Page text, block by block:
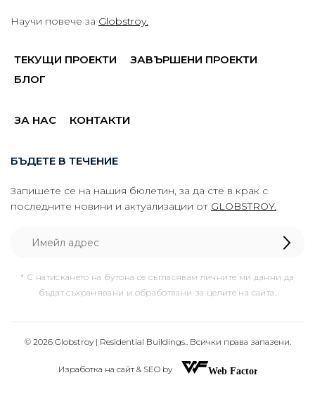
Научи повече за Globstroy.
ТЕКУЩИ ПРОЕКТИ
ЗАВЪРШЕНИ ПРОЕКТИ
БЛОГ
ЗА НАС КОНТАКТИ
БЪДЕТЕ В ТЕЧЕНИЕ
Запишете се на нашия бюлетин, за да сте в крак с
последните новини и актуализации от GLOBSTROY.
* С натискането на бутона се съгласявам личните ми данни да
бъдат съхранявани и обработвани за целите на сайта.
© 2026 Globstroy | Residential Buildings.. Всички права запазени.
Изработка на сайт & SEO by